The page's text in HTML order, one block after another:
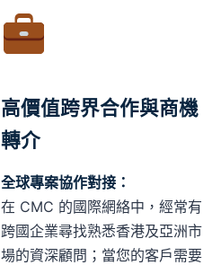
高價值跨界合作與商機
轉介
全球專案協作對接：
在 CMC 的國際網絡中，經常有
跨國企業尋找熟悉香港及亞洲市
場的資深顧問；當您的客戶需要